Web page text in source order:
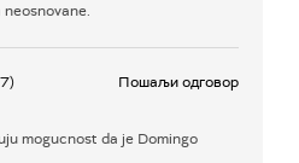
Пошаљи одговор
mogucnost da je Domingo